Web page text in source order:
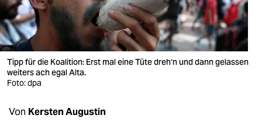
verlag
verlag
veranstaltungen
shop
fragen & hilfe
Tipp für die Koalition: Erst mal eine Tüte dreh‘n und dann gelassen
weiters ach egal Alta.
Foto: dpa
Von Kersten Augustin